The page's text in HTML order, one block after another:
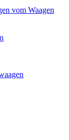
vom Waagen